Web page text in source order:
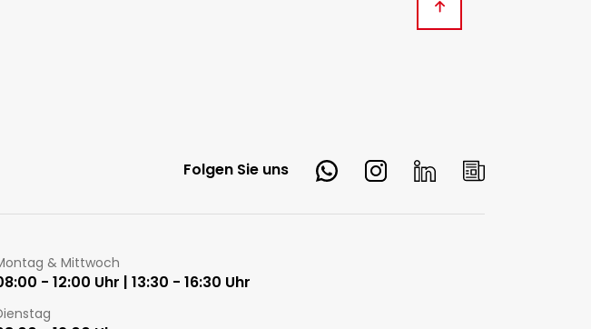
Folgen Sie uns WhatsappInstagram
LinkedInNewsletter
& Mittwoch
- 12:00 Uhr | 13:30 - 16:30 Uhr